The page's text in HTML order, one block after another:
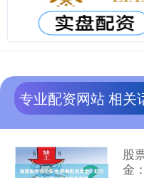
专业配资网站 相关
股
金